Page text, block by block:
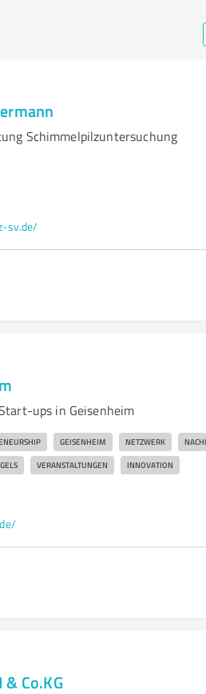
Schimmelpilzuntersuchung
sv.de/
ups in Geisenheim
GEISENHEIM NETZWERK
VERANSTALTUNGEN INNOVATION
Co.KG